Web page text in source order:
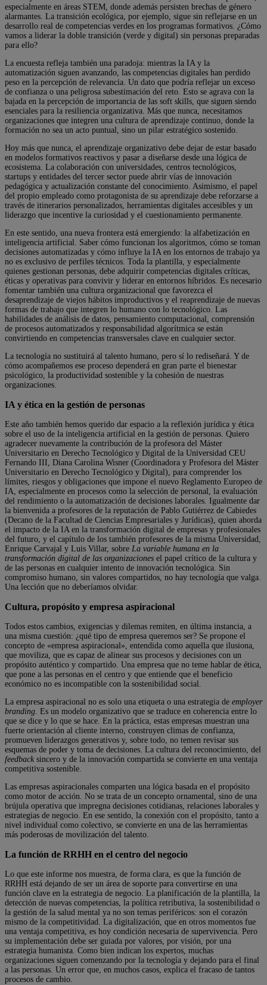
especialmente en áreas STEM, donde además persisten brechas de género
alarmantes. La transición ecológica, por ejemplo, sigue sin reflejarse en un
desarrollo real de competencias verdes en los programas formativos. ¿Cómo
vamos a liderar la doble transición (verde y digital) sin personas preparadas
para ello?
La encuesta refleja también una paradoja: mientras la IA y la
automatización siguen avanzando, las competencias digitales han perdido
peso en la percepción de relevancia. Un dato que podría reflejar un exceso
de confianza o una peligrosa subestimación del reto. Esto se agrava con la
bajada en la percepción de importancia de las soft skills, que siguen siendo
esenciales para la resiliencia organizativa. Más que nunca, necesitamos
organizaciones que integren una cultura de aprendizaje continuo, donde la
formación no sea un acto puntual, sino un pilar estratégico sostenido.
Hoy más que nunca, el aprendizaje organizativo debe dejar de estar basado
en modelos formativos reactivos y pasar a diseñarse desde una lógica de
ecosistema. La colaboración con universidades, centros tecnológicos,
startups y entidades del tercer sector puede abrir vías de innovación
pedagógica y actualización constante del conocimiento. Asimismo, el papel
del propio empleado como protagonista de su aprendizaje debe reforzarse a
través de itinerarios personalizados, herramientas digitales accesibles y un
liderazgo que incentive la curiosidad y el cuestionamiento permanente.
En este sentido, una nueva frontera está emergiendo: la alfabetización en
inteligencia artificial. Saber cómo funcionan los algoritmos, cómo se toman
decisiones automatizadas y cómo influye la IA en los entornos de trabajo ya
no es exclusivo de perfiles técnicos. Toda la plantilla, y especialmente
quienes gestionan personas, debe adquirir competencias digitales críticas,
éticas y operativas para convivir y liderar en entornos híbridos. Es necesario
fomentar también una cultura organizacional que favorezca el
desaprendizaje de viejos hábitos improductivos y el reaprendizaje de nuevas
formas de trabajo que integren lo humano con lo tecnológico. Las
habilidades de análisis de datos, pensamiento computacional, comprensión
de procesos automatizados y responsabilidad algorítmica se están
convirtiendo en competencias transversales clave en cualquier sector.
La tecnología no sustituirá al talento humano, pero sí lo rediseñará. Y de
cómo acompañemos ese proceso dependerá en gran parte el bienestar
psicológico, la productividad sostenible y la cohesión de nuestras
organizaciones.
IA y ética en la gestión de personas
Este año también hemos querido dar espacio a la reflexión jurídica y ética
sobre el uso de la inteligencia artificial en la gestión de personas. Quiero
agradecer nuevamente la contribución de la profesora del Máster
Universitario en Derecho Tecnológico y Digital de la Universidad CEU
Fernando III, Diana Carolina Wisner (Coordinadora y Profesora del Máster
Universitario en Derecho Tecnológico y Digital), para comprender los
límites, riesgos y obligaciones que impone el nuevo Reglamento Europeo de
IA, especialmente en procesos como la selección de personal, la evaluación
del rendimiento o la automatización de decisiones laborales. Igualmente dar
la bienvenida a profesores de la reputación de Pablo Gutiérrez de Cabiedes
(Decano de la Facultad de Ciencias Empresariales y Jurídicas), quien aborda
el impacto de la IA en la transformación digital de empresas y profesionales
del futuro, y el capítulo de los también profesores de la misma Universidad,
Enrique Carvajal y Luis Villar, sobre La variable humana en la
transformación digital de las organizaciones el papel crítico de la cultura y
de las personas en cualquier intento de innovación tecnológica. Sin
compromiso humano, sin valores compartidos, no hay tecnología que valga.
Una lección que no deberíamos olvidar.
Cultura, propósito y empresa aspiracional
Todos estos cambios, exigencias y dilemas remiten, en última instancia, a
una misma cuestión: ¿qué tipo de empresa queremos ser? Se propone el
concepto de «empresa aspiracional», entendida como aquella que ilusiona,
que moviliza, que es capaz de alinear sus procesos y decisiones con un
propósito auténtico y compartido. Una empresa que no teme hablar de ética,
que pone a las personas en el centro y que entiende que el beneficio
económico no es incompatible con la sostenibilidad social.
La empresa aspiracional no es solo una etiqueta o una estrategia de employer
branding. Es un modelo organizativo que se traduce en coherencia entre lo
que se dice y lo que se hace. En la práctica, estas empresas muestran una
fuerte orientación al cliente interno, construyen climas de confianza,
promueven liderazgos generativos y, sobre todo, no temen revisar sus
esquemas de poder y toma de decisiones. La cultura del reconocimiento, del
feedback sincero y de la innovación compartida se convierte en una ventaja
competitiva sostenible.
Las empresas aspiracionales comparten una lógica basada en el propósito
como motor de acción. No se trata de un concepto ornamental, sino de una
brújula operativa que impregna decisiones cotidianas, relaciones laborales y
estrategias de negocio. En ese sentido, la conexión con el propósito, tanto a
nivel individual como colectivo, se convierte en una de las herramientas
más poderosas de movilización del talento.
La función de RRHH en el centro del negocio
Lo que este informe nos muestra, de forma clara, es que la función de
RRHH está dejando de ser un área de soporte para convertirse en una
función clave en la estrategia de negocio. La planificación de la plantilla, la
detección de nuevas competencias, la política retributiva, la sostenibilidad o
la gestión de la salud mental ya no son temas periféricos: son el corazón
mismo de la competitividad. La digitalización, que en otros momentos fue
una ventaja competitiva, es hoy condición necesaria de supervivencia. Pero
su implementación debe ser guiada por valores, por visión, por una
estrategia humanista. Como bien indican los expertos, muchas
organizaciones siguen comenzando por la tecnología y dejando para el final
a las personas. Un error que, en muchos casos, explica el fracaso de tantos
procesos de cambio.